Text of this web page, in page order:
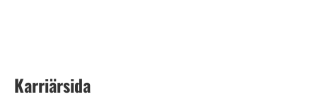
Karriärsida